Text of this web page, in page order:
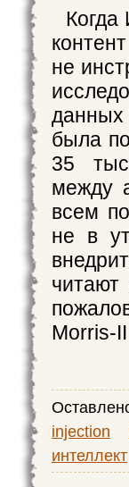
Когда
не
данных
была
35
между
всем
не в
Morris-II
injection
интеллект